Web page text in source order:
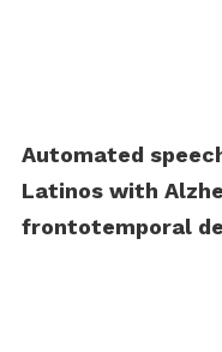
Automated
Latinos with
frontotemporal